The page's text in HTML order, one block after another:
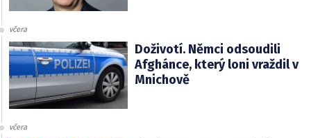
včera
Doživotí. Němci odsoudili
Afghánce, který loni vraždil v
Mnichově
včera